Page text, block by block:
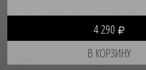
4 290